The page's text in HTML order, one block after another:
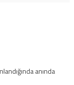
anında